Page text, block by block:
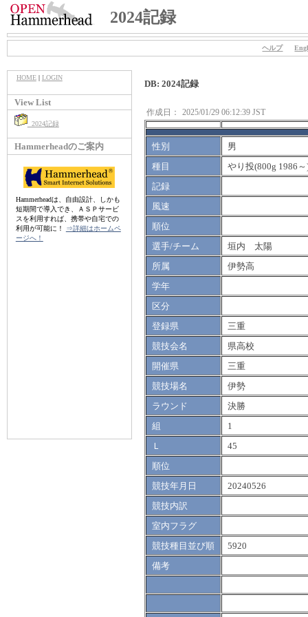
2024記録
ヘルプ
HOME| LOGIN
View List
2024記録
Hammerheadのご案内
Hammerheadは、自由設計、しかも
短期間で導入でき、ＡＳＰサービ
スを利用すれば、携帯や自宅での
利用が可能に！
⇒詳細はホームペ
ージへ！
DB: 2024記録
作成日： 2025/01/29 06:12:39 JST
性別
男
種目
やり投(800g 1986～
記録
風速
順位
選手/チーム
垣内 太陽
所属
伊勢高
学年
区分
登録県
三重
競技会名
県高校
開催県
三重
競技場名
伊勢
ラウンド
決勝
組
1
Ｌ
45
順位
競技年月日
20240526
競技内訳
室内フラグ
競技種目並び順
5920
備考